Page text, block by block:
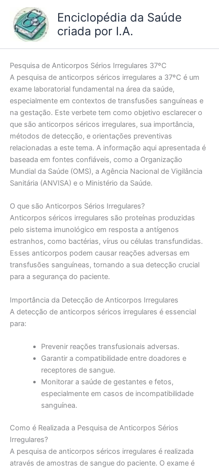
conteúdo
Enciclopédia da Saúde
criada por I.A.
Pesquisa de Anticorpos Sérios Irregulares 37ºC
A pesquisa de anticorpos séricos irregulares a 37ºC é um
exame laboratorial fundamental na área da saúde,
especialmente em contextos de transfusões sanguíneas e
na gestação. Este verbete tem como objetivo esclarecer o
que são anticorpos séricos irregulares, sua importância,
métodos de detecção, e orientações preventivas
relacionadas a este tema. A informação aqui apresentada é
baseada em fontes confiáveis, como a Organização
Mundial da Saúde (OMS), a Agência Nacional de Vigilância
Sanitária (ANVISA) e o Ministério da Saúde.
O que são Anticorpos Sérios Irregulares?
Anticorpos séricos irregulares são proteínas produzidas
pelo sistema imunológico em resposta a antígenos
estranhos, como bactérias, vírus ou células transfundidas.
Esses anticorpos podem causar reações adversas em
transfusões sanguíneas, tornando a sua detecção crucial
para a segurança do paciente.
Importância da Detecção de Anticorpos Irregulares
A detecção de anticorpos séricos irregulares é essencial
para:
Prevenir reações transfusionais adversas.
Garantir a compatibilidade entre doadores e
receptores de sangue.
Monitorar a saúde de gestantes e fetos,
especialmente em casos de incompatibilidade
sanguínea.
Como é Realizada a Pesquisa de Anticorpos Sérios
Irregulares?
A pesquisa de anticorpos séricos irregulares é realizada
através de amostras de sangue do paciente. O exame é